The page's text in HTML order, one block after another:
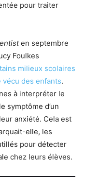
pour traiter
en septembre
Foulkes
milieux scolaires
vécu des enfants.
à interpréter le
symptôme d’un
anxiété. Cela est
elle, les
pour détecter
chez leurs élèves.